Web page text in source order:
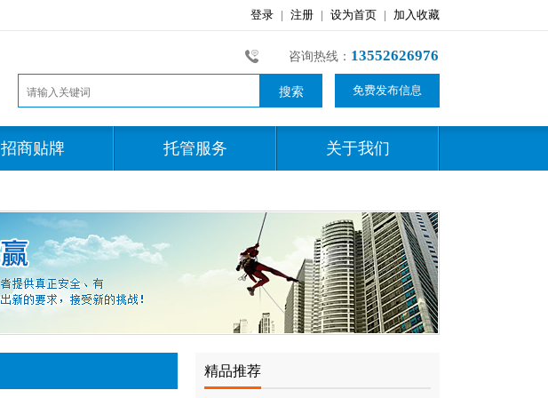
咨询热线： 13552626976
免费发布信息
招商贴牌 托管服务 关于我们
精品推荐